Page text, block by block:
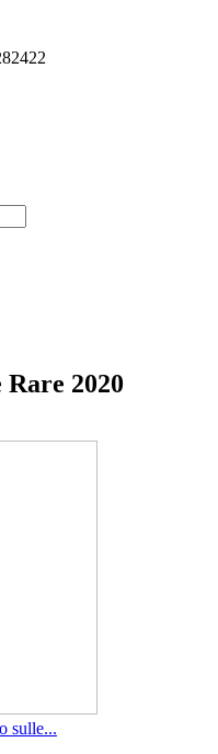
2020
sulle...